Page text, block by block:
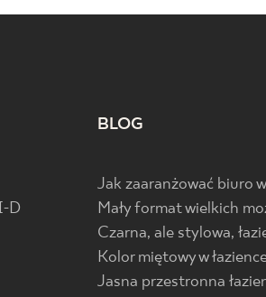
D
BLOG
Jak zaaranżować biuro
Mały format wielkich
Czarna, ale stylowa,
Kolor miętowy w
Jasna przestronna